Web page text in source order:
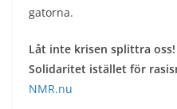
gatorna.
Låt inte krisen splittra oss!
Solidaritet istället för
NMR.nu